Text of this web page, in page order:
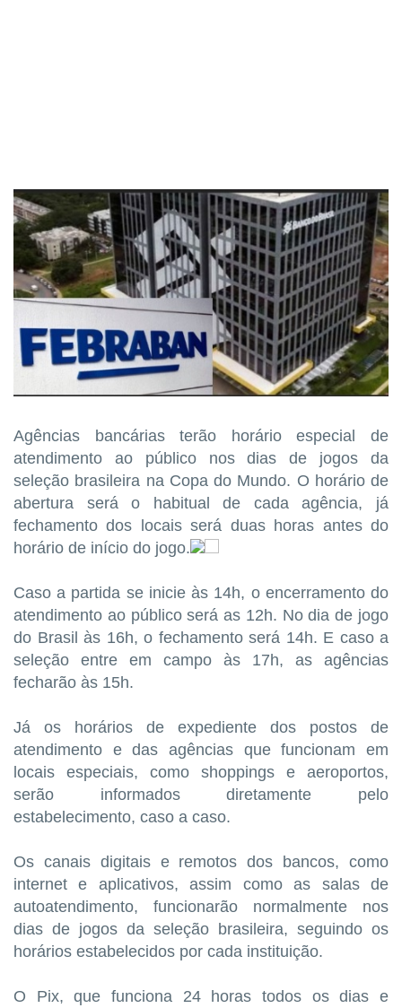
Agências bancárias terão horário especial de
atendimento ao público nos dias de jogos da
seleção brasileira na Copa do Mundo. O horário de
abertura será o habitual de cada agência, já
fechamento dos locais será duas horas antes do
horário de início do jogo.
Caso a partida se inicie às 14h, o encerramento do
atendimento ao público será as 12h. No dia de jogo
do Brasil às 16h, o fechamento será 14h. E caso a
seleção entre em campo às 17h, as agências
fecharão às 15h.
Já os horários de expediente dos postos de
atendimento e das agências que funcionam em
locais especiais, como shoppings e aeroportos,
serão informados diretamente pelo
estabelecimento, caso a caso.
Os canais digitais e remotos dos bancos, como
internet e aplicativos, assim como as salas de
autoatendimento, funcionarão normalmente nos
dias de jogos da seleção brasileira, seguindo os
horários estabelecidos por cada instituição.
O Pix, que funciona 24 horas todos os dias e